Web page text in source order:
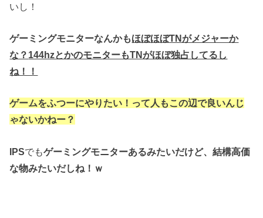
いし！
ゲーミングモニターなんかもほぼほぼTNがメジャーか
な？ 144hzとかのモニターもTNがほぼ独占してるし
ね！！
ゲームをふつーにやりたい！って人も この辺で良いんじ
ゃないかねー？
IPSでもゲーミングモニターあるみたいだけど、結構高価
な物みたいだしね！ｗ